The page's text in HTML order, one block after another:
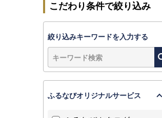
こだわり条件で絞り込み
絞り込みキーワードを入力する
ふるなびオリジナルサービス